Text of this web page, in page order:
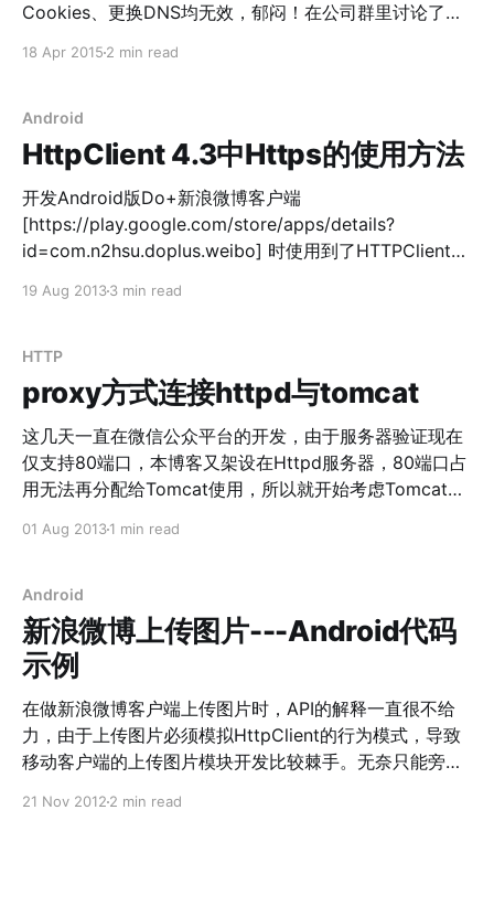
Cookies、更换DNS均无效，郁闷！在公司群里讨论了一
Wireshark也没怎么用，正好出现类似问题，使用HTTP抓
的软件，Start&Action！ 去掉正常的请求响应包，锁定到
302请求，依次向下查看，果然发现了一些猫腻。截图如
下： 96号 百度HM请求包61.135.185.140 URL：
http://hm.baidu.com/h.js?
ca88bf7b092f300a228b2c153a0a9fc8 97号 百度HM
响应包61.135.185.140 HTTP 302 Location＝
18 Apr 2015 2 min read
Android
HttpClient 4.3中Https的使用方法
开发Android版Do+新浪微博客户端
[https://play.google.com/store/apps/details?
id=com.n2hsu.doplus.weibo] 时使用到了HTTPClient
HTTPS时直接报证书错误，后来查找资料发现，
义HTTPClient顺利实现了接口调用。最近在做另外一个项
目，也会通过HTTPClient来调用第三方的API，所以又查
看了一下HTTPClient的源码，把HTTPS的请求方式重新
梳理一下。 注意：Android项目中内嵌的HTTPClient库版
本为4.2.3，详见此处。下面介绍中使用的库为4.3，两者
之间有些差异。4.3当前为开发版，谨慎使用。 以新浪微
的证书 Chrome浏览器，地址栏中键
侧绿色锁状图标，
19 Aug 20133 min read
HTTP
proxy方式连接httpd与tomcat
这几天一直在微信公众平台的开发，由于服务器验证现在
仅支持80端口，本博客又架设在Httpd服务器，80端口占
用无法再分配给Tomcat使用，所以就开始考虑Tomcat与
http_proxy；3、ajp_proxy JK方式是通过mod_jk来完
式，鉴于mod_jk已经停止开发，而且配置较为繁琐，遂
没有使用它。 http_proxy是通过端口映射将某虚拟主机域
下的部分网页解析交给监听8080端口的tomcat来处理，
配置起来简单，方便使用，故采用这种方式。 请确保
proxy、http_proxy的开启，键入以下命令确认
a2enmod proxy a2enmod proxy_http service
apache2 reload 在site-available中添加额外的虚拟主机
ServerAdmin XXX@XXXX.com ServerName
01 Aug 20131 min read
Android
新浪微博上传图片---Android代码
示例
在做新浪微博客户端上传图片时，API的解释一直很不给
力，由于上传图片必须模拟HttpClient的行为模式，导致
移动客户端的上传图片模块开发比较棘手。无奈只能旁征
21 Nov 2012 2 min read